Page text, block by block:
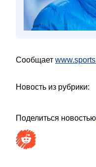
Сообщает
Новость из рубрики:
Поделиться